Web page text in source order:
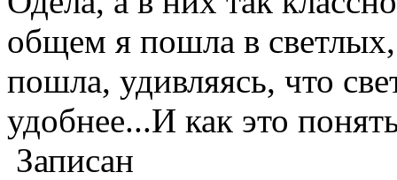
общем я пошла в
пошла, удивляясь, что
удобнее...И как это
Записан